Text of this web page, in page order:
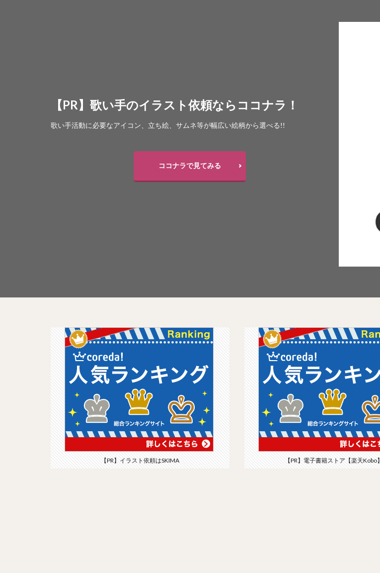
【PR】歌い手のイラスト依頼ならココナラ！
歌い手活動に必要なアイコン、立ち絵、サムネ等が幅広い絵柄から選べる!!
ココナラで見てみる
【PR】イラスト依頼はSKIMA 【PR】電子書籍ストア【楽天Kobo】